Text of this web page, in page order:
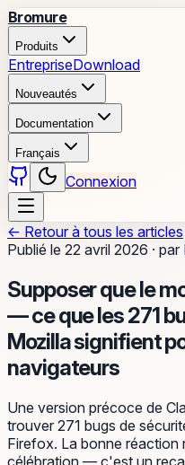
Bromure
Produits
EntrepriseDownload
Nouveautés
Documentation
Français
Connexion
← Retour à tous les articles
Publié le 22 avril 2026 · par
Supposer que le
— ce que les 271
Mozilla signifient
navigateurs
Une version précoce de
trouver 271 bugs de
Firefox. La bonne réaction
célébration — c'est un